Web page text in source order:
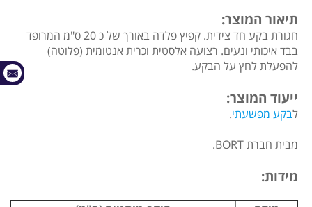
תיאור המוצר:
חגורת בקע חד צידית. קפיץ פלדה באורך של כ 20 ס"מ המרופד
בבד איכותי ונעים. רצועה אלסטית וכרית אנטומית (פלוטה)
להפעלת לחץ על הבקע.
ייעוד המוצר:
לבקע מפשעתי.
מבית חברת BORT.
מידות: